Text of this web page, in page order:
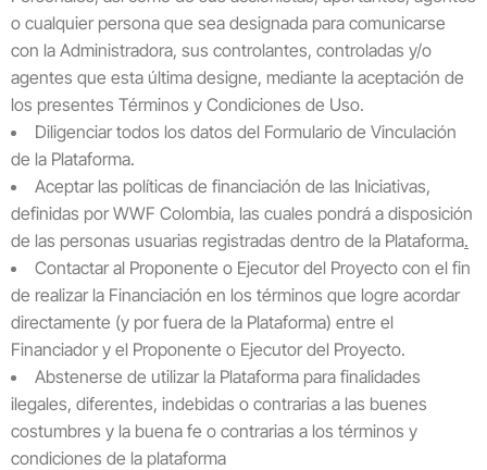
o cualquier persona que sea designada para comunicarse
con la Administradora, sus controlantes, controladas y/o
agentes que esta última designe, mediante la aceptación de
los presentes Términos y Condiciones de Uso.
Diligenciar todos los datos del Formulario de Vinculación
de la Plataforma.
Aceptar las políticas de financiación de las Iniciativas,
definidas por WWF Colombia, las cuales pondrá a disposición
de las personas usuarias registradas dentro de la Plataforma.
Contactar al Proponente o Ejecutor del Proyecto con el fin
de realizar la Financiación en los términos que logre acordar
directamente (y por fuera de la Plataforma) entre el
Financiador y el Proponente o Ejecutor del Proyecto.
Abstenerse de utilizar la Plataforma para finalidades
ilegales, diferentes, indebidas o contrarias a las buenes
costumbres y la buena fe o contrarias a los términos y
condiciones de la plataforma